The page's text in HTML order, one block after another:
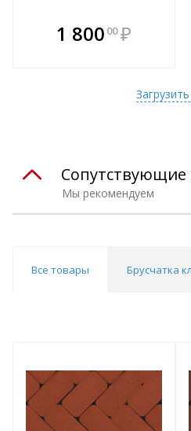
1 800 00 ₽
Мы рекомендуем
Сопутствующие
Все товары Брусчатка